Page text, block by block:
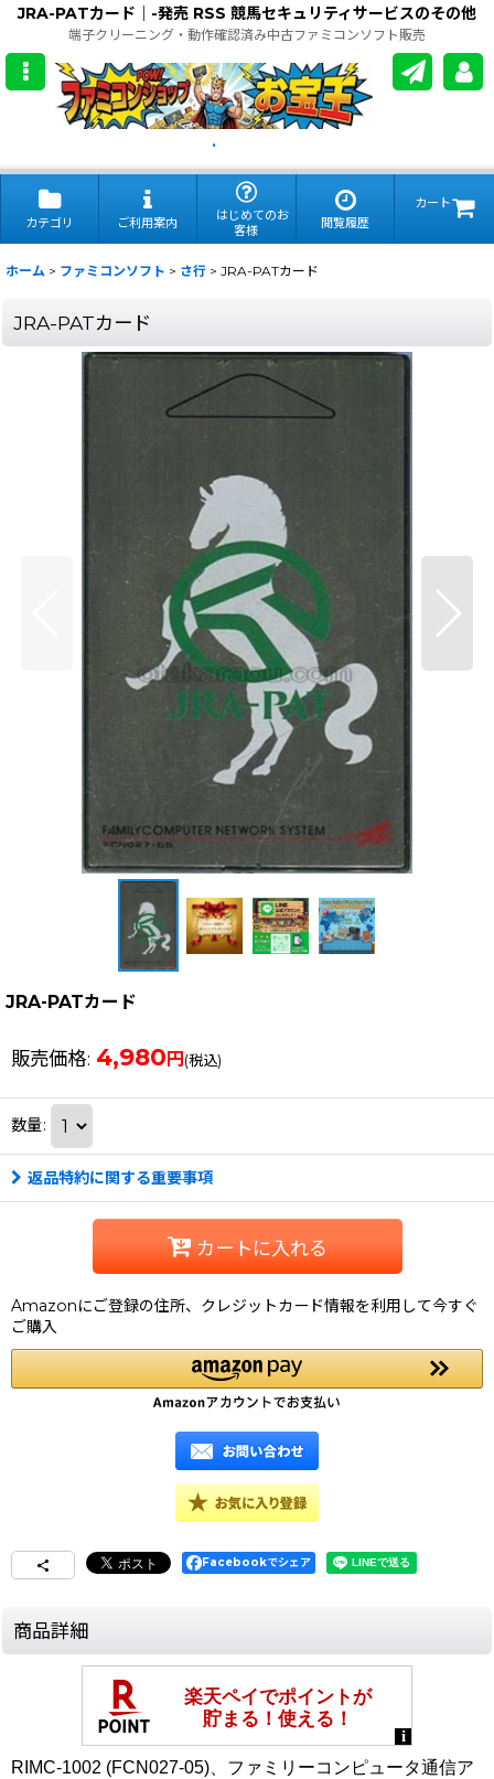
JRA-PATカード｜-発売 RSS 競馬セキュリティサービスのその他
端子クリーニング・動作確認済み中古ファミコンソフト販売
.
カテゴリ ご利用案内
はじめてのお
客様
閲覧履歴
カート
ホーム > ファミコンソフト > さ行 > JRA-PATカード
JRA-PATカード
JRA-PATカード
販売価格: 4,980 円 (税込)
数量:
返品特約に関する重要事項
カートに入れる
Amazonにご登録の住所、クレジットカード情報を利用して今すぐ
ご購入
Facebookでシェア
商品詳細
RIMC-1002 (FCN027-05)、ファミリーコンピュータ通信ア